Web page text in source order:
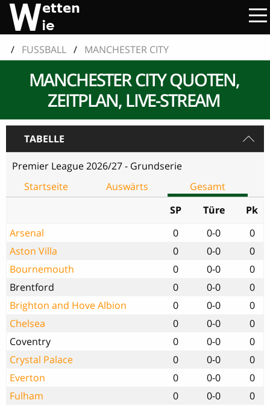
/ FUSSBALL / MANCHESTER CITY
MANCHESTER CITY QUOTEN,
ZEITPLAN, LIVE-STREAM
TABELLE
Premier League 2026/27 - Grundserie
Startseite
Auswärts
Gesamt
SP
Türe
Pk
Arsenal
0 0-0
0
Aston Villa
0 0-0
0
Bournemouth
0 0-0
0
Brentford
0 0-0
0
Brighton and Hove Albion
0 0-0
0
Chelsea
0 0-0
0
Coventry
0 0-0
0
Crystal Palace
0 0-0
0
Everton
0 0-0
0
Fulham
0 0-0
0